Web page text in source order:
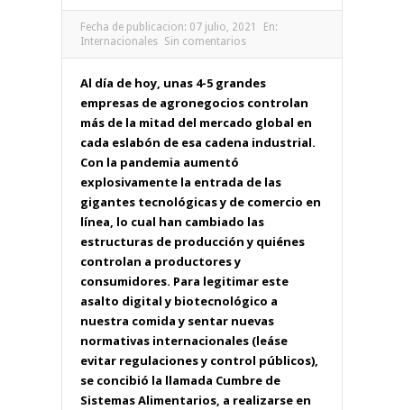
Fecha de publicacion: 07 julio, 2021
En:
Internacionales Sin comentarios
Al día de hoy, unas 4-5 grandes
empresas de agronegocios controlan
más de la mitad del mercado global en
cada eslabón de esa cadena industrial.
Con la pandemia aumentó
explosivamente la entrada de las
gigantes tecnológicas y de comercio en
línea, lo cual han cambiado las
estructuras de producción y quiénes
controlan a productores y
consumidores. Para legitimar este
asalto digital y biotecnológico a
nuestra comida y sentar nuevas
normativas internacionales (leáse
evitar regulaciones y control públicos),
se concibió la llamada Cumbre de
Sistemas Alimentarios, a realizarse en